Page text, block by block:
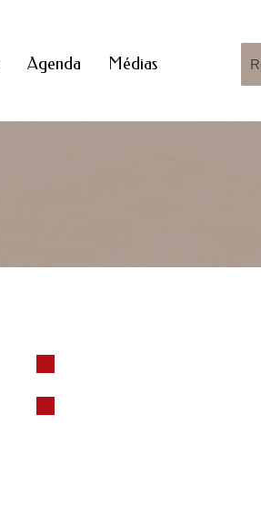
Agenda Médias